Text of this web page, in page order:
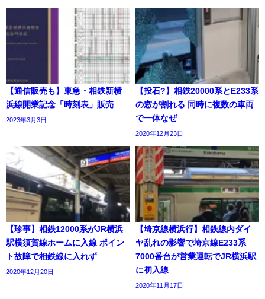
【通信販売も】東急・相鉄新横
浜線開業記念「時刻表」販売
2023年3月3日
【投石?】相鉄20000系とE233系
の窓が割れる 同時に複数の車両
で一体なぜ
2020年12月23日
【珍事】相鉄12000系がJR横浜
駅横須賀線ホームに入線 ポイン
ト故障で相鉄線に入れず
2020年12月20日
【埼京線横浜行】相鉄線内ダイ
ヤ乱れの影響で埼京線E233系
7000番台が営業運転でJR横浜駅
に初入線
2020年11月17日